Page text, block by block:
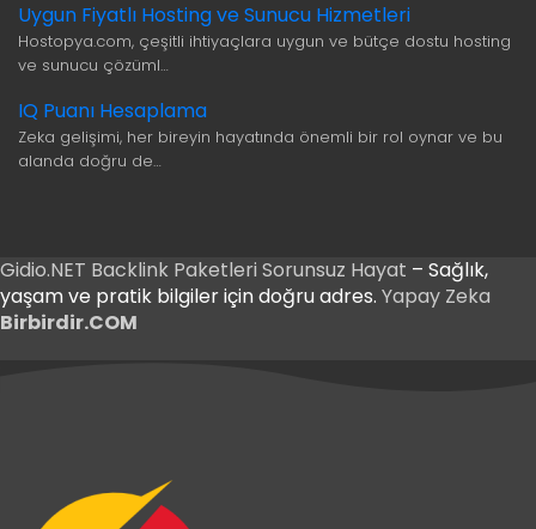
Uygun Fiyatlı Hosting ve Sunucu Hizmetleri
Hostopya.com, çeşitli ihtiyaçlara uygun ve bütçe dostu hosting
ve sunucu çözüml…
IQ Puanı Hesaplama
Zeka gelişimi, her bireyin hayatında önemli bir rol oynar ve bu
alanda doğru de…
Gidio.NET Backlink Paketleri Sorunsuz Hayat – Sağlık,
yaşam ve pratik bilgiler için doğru adres. Yapay Zeka
Birbirdir.COM